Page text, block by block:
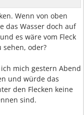
Wenn von oben
das Wasser doch auf
es wäre vom Fleck
oder?
mich gestern Abend
und würde das
den Flecken keine
sind.